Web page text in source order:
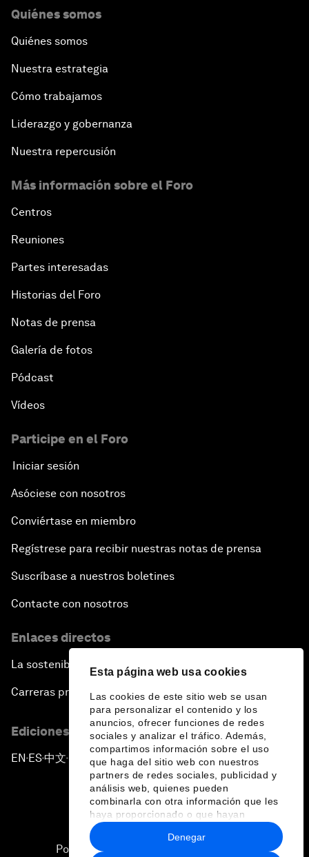
Esta página web usa cookies
Las cookies de este sitio web se usan
para personalizar el contenido y los
anuncios, ofrecer funciones de redes
sociales y analizar el tráfico. Además,
compartimos información sobre el uso
que haga del sitio web con nuestros
partners de redes sociales, publicidad y
análisis web, quienes pueden
combinarla con otra información que les
haya proporcionado o que hayan
recopilado a partir del uso que haya
hecho de sus servicios.
Denegar
Quiénes somos
Quiénes somos
Nuestra estrategia
Cómo trabajamos
Liderazgo y gobernanza
Nuestra repercusión
Más información sobre el Foro
Centros
Reuniones
Partes interesadas
Historias del Foro
Notas de prensa
Galería de fotos
Pódcast
Vídeos
Participe en el Foro
Iniciar sesión
Asóciese con nosotros
Conviértase en miembro
Regístrese para recibir nuestras notas de prensa
Suscríbase a nuestros boletines
Contacte con nosotros
Enlaces directos
La sostenibilidad en el Foro
Carreras profesionales
Ediciones en otros idiomas
EN ▪ES▪中文▪ 日本語
Política de privacidad y normas de uso